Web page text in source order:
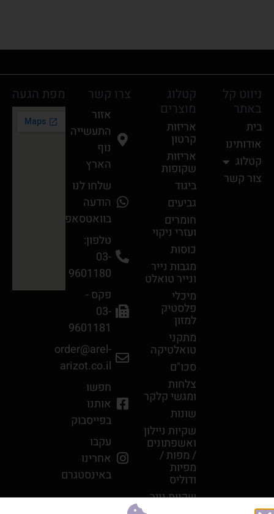
ניווט קל
באתר
בית
אודותינו
קטלוג
צור קשר
קטלוג
מוצרים
אריזות
קרטון
אריזות
שקופות
ביגוד
גביעים
חומרים
ועזרי ניקוי
כוסות
מגבות נײר
ונײר טואלט
מיכלי
פלסטיק
למזון
מתקני
טואלטיקה
סכו"ם
צלחות
ומגשי קלקר
שונות
שקיות ניילון
ואשפתונים
/ מפות /
מפיות
ודוליס
שקיות נייר
צרו קשר
אזור
התעשייה
נוף
הארץ
שלחו לנו
הודעה
בוואטסאפ
טלפון:
03-
9601180
פקס -
03-
9601181
order@arel-
arizot.co.il
חפשו
אותנו
בפייסבוק
עקבו
אחרינו
באינסטגרם
מפת הגעה